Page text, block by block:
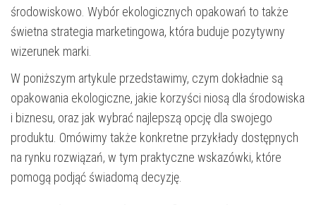
środowiskowo. Wybór ekologicznych opakowań to także
świetna strategia marketingowa, która buduje pozytywny
wizerunek marki.
W poniższym artykule przedstawimy, czym dokładnie są
opakowania ekologiczne, jakie korzyści niosą dla środowiska
i biznesu, oraz jak wybrać najlepszą opcję dla swojego
produktu. Omówimy także konkretne przykłady dostępnych
na rynku rozwiązań, w tym praktyczne wskazówki, które
pomogą podjąć świadomą decyzję.